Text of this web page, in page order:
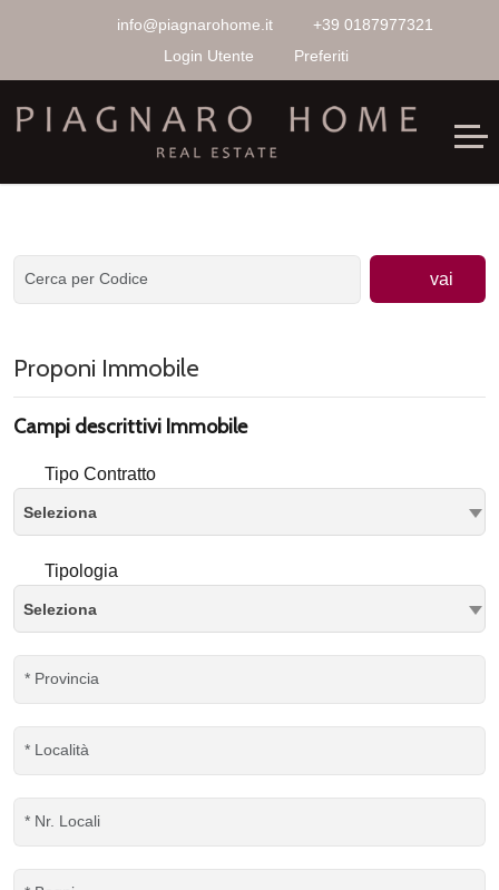
info@piagnarohome.it
+39 0187977321
Login Utente
Preferiti
vai
Proponi Immobile
Campi descrittivi Immobile
Tipo Contratto
Seleziona
Tipologia
Seleziona